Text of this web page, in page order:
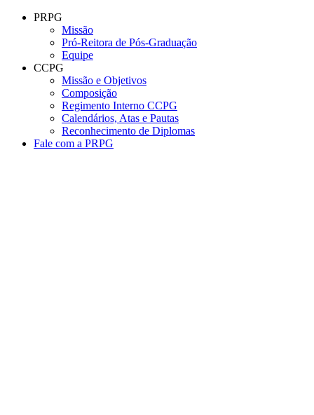
Conteúdo principal
PRPG
Missão
Pró-Reitora de Pós-Graduação
Equipe
CCPG
Missão e Objetivos
Composição
Regimento Interno CCPG
Calendários, Atas e Pautas
Reconhecimento de Diplomas
Fale com a PRPG